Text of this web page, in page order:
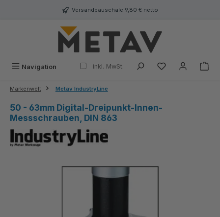
Versandpauschale 9,80 € netto
Navigation inkl. MwSt.
Markenwelt Metav IndustryLine
50 - 63mm Digital-Dreipunkt-Innen-
Messschrauben, DIN 863